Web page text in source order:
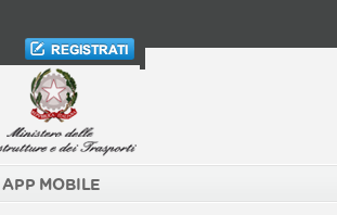
APP MOBILE